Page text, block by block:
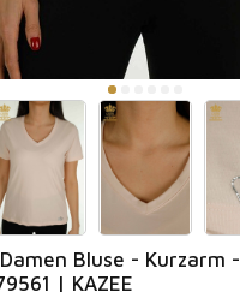
Bluse - Kurzarm -
| KAZEE